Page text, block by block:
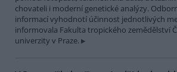
chovateli i moderní genetické analýzy.
informací vyhodnotí účinnost jednotlivých
informovala Fakulta tropického zemědělství
univerzity v Praze.